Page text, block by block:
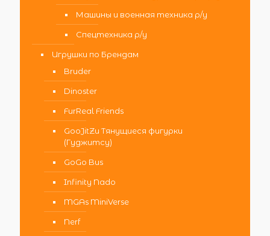
Машины и военная техника р/у
Спецтехника р/у
Игрушки по Брендам
Bruder
Dinoster
FurReal Friends
GooJitZu Тянущиеся фигурки
(Гуджитсу)
GoGo Bus
Infinity Nado
MGAs MiniVerse
Nerf